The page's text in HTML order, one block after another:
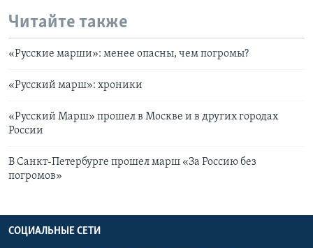
Читайте также
«Русские марши»: менее опасны, чем погромы?
«Русский марш»: хроники
«Русский Марш» прошел в Москве и в других городах
России
В Санкт-Петербурге прошел марш «За Россию без
погромов»
СОЦИАЛЬНЫЕ СЕТИ